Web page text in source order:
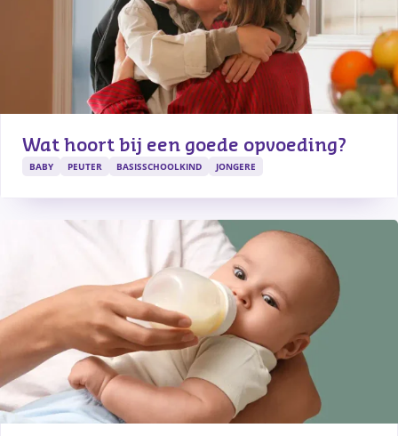
Wat hoort bij een goede opvoeding?
BABY PEUTER BASISSCHOOLKIND JONGERE